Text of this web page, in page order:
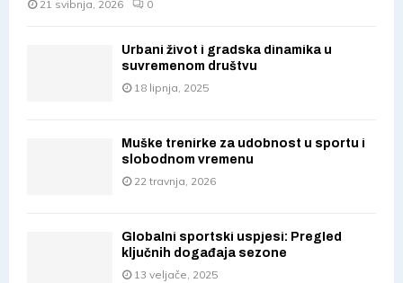
21 svibnja, 2026
0
Urbani život i gradska dinamika u
suvremenom društvu
18 lipnja, 2025
Muške trenirke za udobnost u sportu i
slobodnom vremenu
22 travnja, 2026
Globalni sportski uspjesi: Pregled
ključnih događaja sezone
13 veljače, 2025